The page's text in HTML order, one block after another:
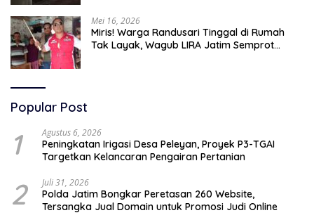
Mei 16, 2026
Miris! Warga Randusari Tinggal di Rumah
Tak Layak, Wagub LIRA Jatim Semprot
Popular Post
1 Agustus 6, 2026
Peningkatan Irigasi Desa Peleyan, Proyek P3-TGAI
Targetkan Kelancaran Pengairan Pertanian
2 Juli 31, 2026
Polda Jatim Bongkar Peretasan 260 Website,
Tersangka Jual Domain untuk Promosi Judi Online